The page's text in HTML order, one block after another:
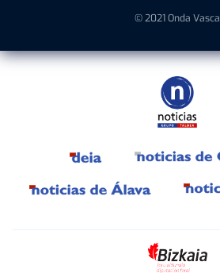
© 2021 Onda Vasca